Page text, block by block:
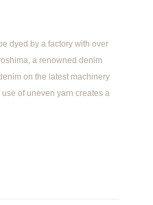
dyed by a factory with over
a renowned denim
on the latest machinery
of uneven yarn creates a